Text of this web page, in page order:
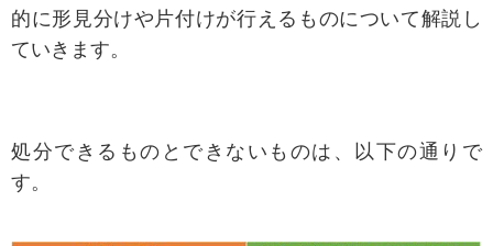
的に形見分けや片付けが行えるものについて解説し
ていきます。
処分できるものとできないものは、以下の通りで
す。